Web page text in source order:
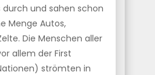
und sahen schon
Menge Autos,
Die Menschen aller
allem der First
strömten in